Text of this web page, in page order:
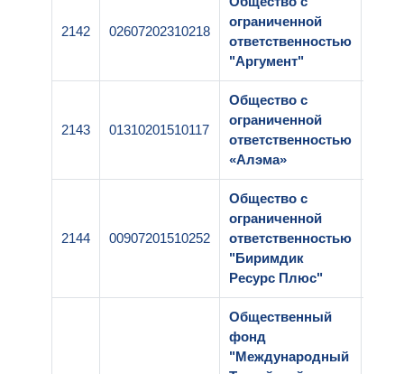
2142 02607202310218
ограниченной
ответственностью
"Аргумент"
2143 01310201510117
Общество с
ограниченной
ответственностью
«Алэма»
2144 00907201510252
Общество с
ограниченной
ответственностью
"Биримдик
Ресурс Плюс"
Общественный
фонд
"Международный